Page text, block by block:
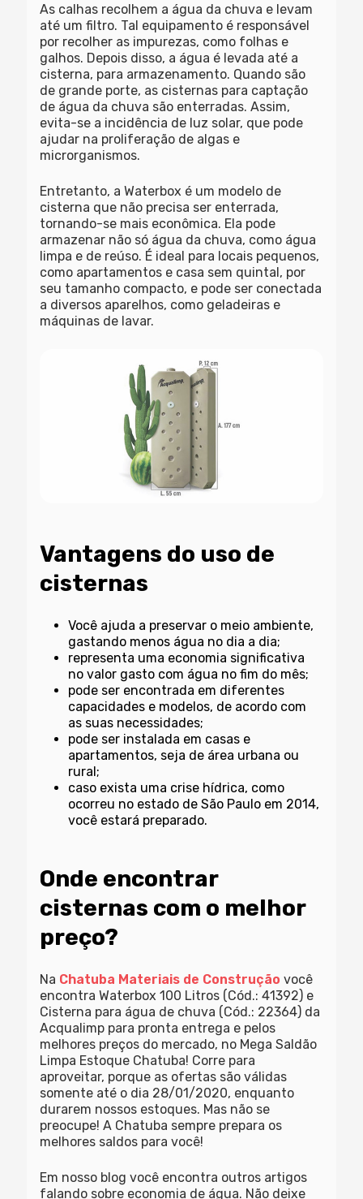
As calhas recolhem a água da chuva e levam
até um filtro. Tal equipamento é responsável
por recolher as impurezas, como folhas e
galhos. Depois disso, a água é levada até a
cisterna, para armazenamento. Quando são
de grande porte, as cisternas para captação
de água da chuva são enterradas. Assim,
evita-se a incidência de luz solar, que pode
ajudar na proliferação de algas e
microrganismos.
Entretanto, a Waterbox é um modelo de
cisterna que não precisa ser enterrada,
tornando-se mais econômica. Ela pode
armazenar não só água da chuva, como água
limpa e de reúso. É ideal para locais pequenos,
como apartamentos e casa sem quintal, por
seu tamanho compacto, e pode ser conectada
a diversos aparelhos, como geladeiras e
máquinas de lavar.
Vantagens do uso de
cisternas
Você ajuda a preservar o meio ambiente,
gastando menos água no dia a dia;
representa uma economia significativa
no valor gasto com água no fim do mês;
pode ser encontrada em diferentes
capacidades e modelos, de acordo com
as suas necessidades;
pode ser instalada em casas e
apartamentos, seja de área urbana ou
rural;
caso exista uma crise hídrica, como
ocorreu no estado de São Paulo em 2014,
você estará preparado.
Onde encontrar
cisternas com o melhor
preço?
Na Chatuba Materiais de Construção você
encontra Waterbox 100 Litros (Cód.: 41392) e
Cisterna para água de chuva (Cód.: 22364) da
Acqualimp para pronta entrega e pelos
melhores preços do mercado, no Mega Saldão
Limpa Estoque Chatuba! Corre para
aproveitar, porque as ofertas são válidas
somente até o dia 28/01/2020, enquanto
durarem nossos estoques. Mas não se
preocupe! A Chatuba sempre prepara os
melhores saldos para você!
Em nosso blog você encontra outros artigos
falando sobre economia de água. Não deixe